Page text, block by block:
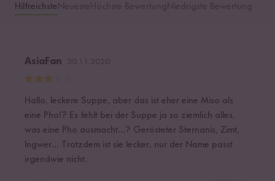
Hilfreichste
AsiaFan
Hallo, leckere Suppe, aber das ist eher eine Miso als
eine Pho!? Es fehlt bei der Suppe ja so ziemlich alles,
was eine Pho ausmacht...? Gerösteter Sternanis, Zimt,
Ingwer... Trotzdem ist sie lecker, nur der Name passt
irgendwie nicht.